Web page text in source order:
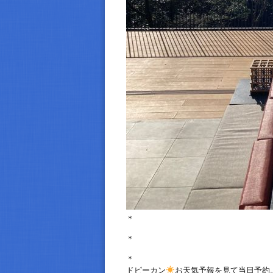
＊
＊
＊
ドピーカン
お天気予報を見て当日予約